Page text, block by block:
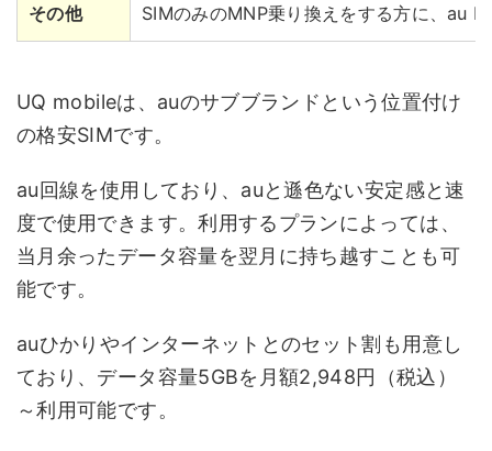
その他 SIMのみのMNP乗り換えをする方に、au
UQ mobileは、auのサブブランドという位置付け
の格安SIMです。
au回線を使用しており、auと遜色ない安定感と速
度で使用できます。利用するプランによっては、
当月余ったデータ容量を翌月に持ち越すことも可
能です。
auひかりやインターネットとのセット割も用意し
ており、データ容量5GBを月額2,948円（税込）
～利用可能です。